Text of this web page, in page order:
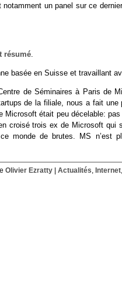
un panel sur ce
résumé
basée en Suisse et travaillant
de Séminaires à Paris de
de la filiale, nous a fait
était peu décelable:
croisé trois ex de Microsoft qui
monde de brutes. MS n’est
Olivier Ezratty| Actualités Internet,